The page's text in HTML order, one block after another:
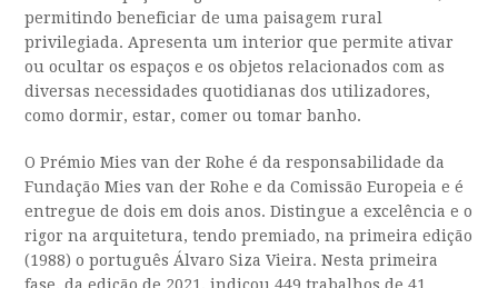
permitindo beneficiar de uma paisagem rural
privilegiada. Apresenta um interior que permite ativar
ou ocultar os espaços e os objetos relacionados com as
diversas necessidades quotidianas dos utilizadores,
como dormir, estar, comer ou tomar banho.
O Prémio Mies van der Rohe é da responsabilidade da
Fundação Mies van der Rohe e da Comissão Europeia e é
entregue de dois em dois anos. Distingue a excelência e o
rigor na arquitetura, tendo premiado, na primeira edição
(1988) o português Álvaro Siza Vieira. Nesta primeira